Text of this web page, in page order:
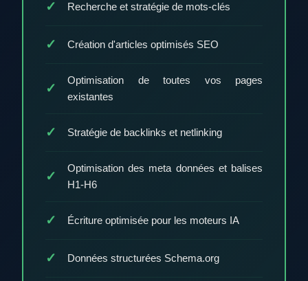
Recherche et stratégie de mots-clés
Création d'articles optimisés SEO
Optimisation de toutes vos pages
existantes
Stratégie de backlinks et netlinking
Optimisation des meta données et balises
H1-H6
Écriture optimisée pour les moteurs IA
Données structurées Schema.org